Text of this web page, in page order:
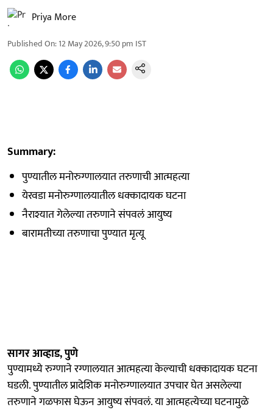
Priya More
Published On:12 May 2026, 9:50 pm IST
Summary:
पुण्यातील मनोरुग्णालयात तरुणाची आत्महत्या
येरवडा मनोरुग्णालयातील धक्कादायक घटना
नैराश्यात गेलेल्या तरुणाने संपवलं आयुष्य
बारामतीच्या तरुणाचा पुण्यात मृत्यू
सागर आव्हाड, पुणे
पुण्यामध्ये रुग्णाने रग्णालयात आत्महत्या केल्याची धक्कादायक घटना
घडली. पुण्यातील प्रादेशिक मनोरुग्णालयात उपचार घेत असलेल्या
तरुणाने गळफास घेऊन आयुष्य संपवलं. या आत्महत्येच्या घटनामुळे